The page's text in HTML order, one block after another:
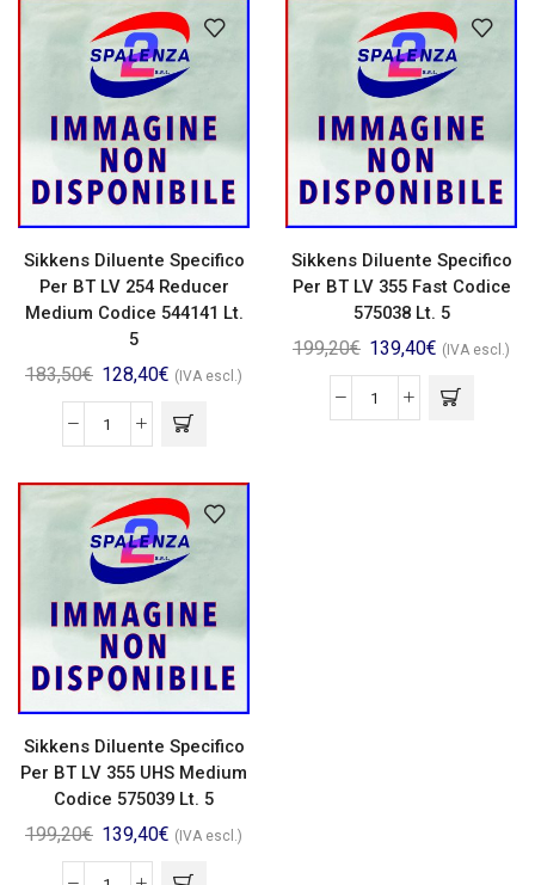
Sikkens Diluente Specifico
Per BT LV 254 Reducer
Medium Codice 544141 Lt.
5
183,50€ 128,40€ (IVA escl.)
Sikkens Diluente Specifico
Per BT LV 355 Fast Codice
575038 Lt. 5
199,20€ 139,40€ (IVA escl.)
Sikkens Diluente Specifico
Per BT LV 355 UHS Medium
Codice 575039 Lt. 5
199,20€ 139,40€ (IVA escl.)